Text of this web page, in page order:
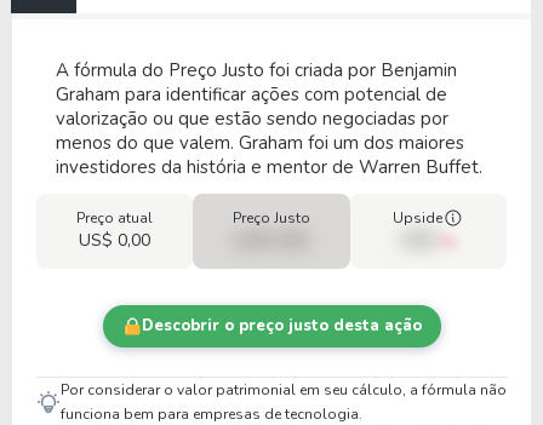
A fórmula do Preço Justo foi criada por Benjamin
Graham para identificar ações com potencial de
valorização ou que estão sendo negociadas por
menos do que valem. Graham foi um dos maiores
investidores da história e mentor de Warren Buffet.
Preço atual
US$ 0,00
Preço Justo Upside
Descobrir o preço justo desta ação
Por considerar o valor patrimonial em seu cálculo, a fórmula não
funciona bem para empresas de tecnologia.